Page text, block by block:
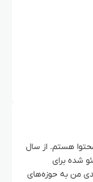
هستم. از سال
شده برای
من به حوزه‌های